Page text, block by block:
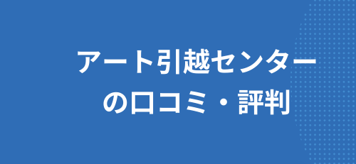
アート引越センター
の口コミ・評判